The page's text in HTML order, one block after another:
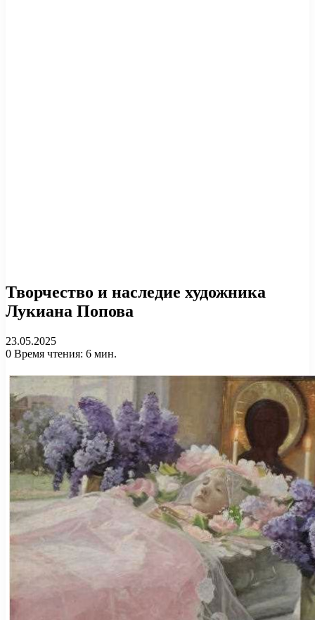
Творчество и наследие художника
Лукиана Попова
23.05.2025
0 Время чтения: 6 мин.